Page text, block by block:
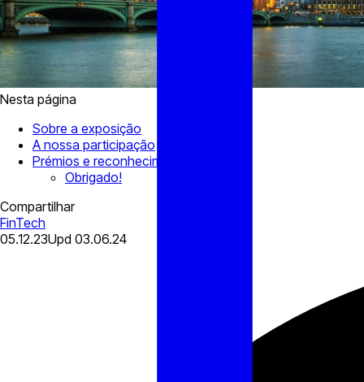
Nesta página
Sobre a exposição
A nossa participação
Prémios e reconhecimento
Obrigado!
Compartilhar
FinTech
05.12.23Upd 03.06.24